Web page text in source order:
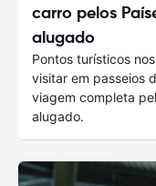
carro pelos
alugado
Pontos turísticos
visitar em passeios
viagem completa
alugado.